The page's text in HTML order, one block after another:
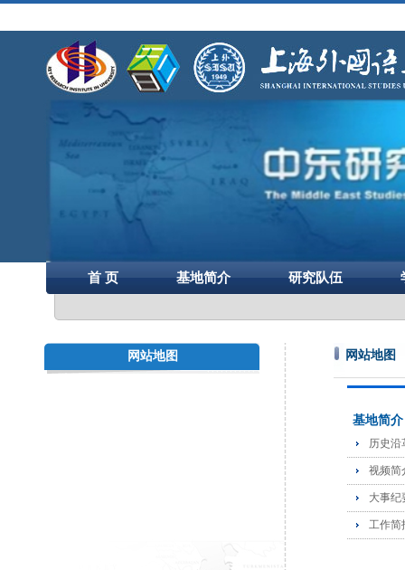
首 页 基地简介 研究队伍
网站地图 网站地图
基地简介
历史沿
视频简
大事纪
工作简